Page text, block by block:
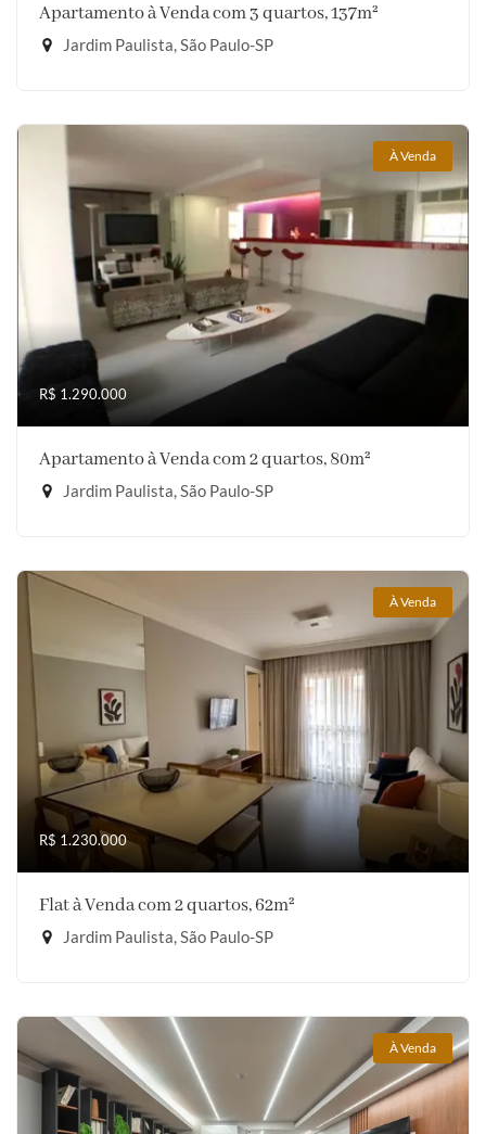
Apartamento à Venda com 3 quartos, 137m²
Jardim Paulista, São Paulo-SP
À Venda
R$ 1.290.000
Apartamento à Venda com 2 quartos, 80m²
Jardim Paulista, São Paulo-SP
À Venda
R$ 1.230.000
Flat à Venda com 2 quartos, 62m²
Jardim Paulista, São Paulo-SP
À Venda